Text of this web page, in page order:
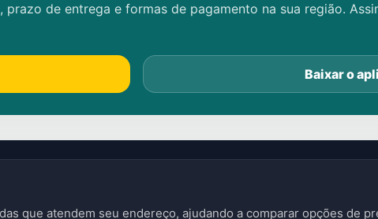
de entrega e formas de pagamento na sua região.
Baixar o
que atendem seu endereço, ajudando a comparar opções de